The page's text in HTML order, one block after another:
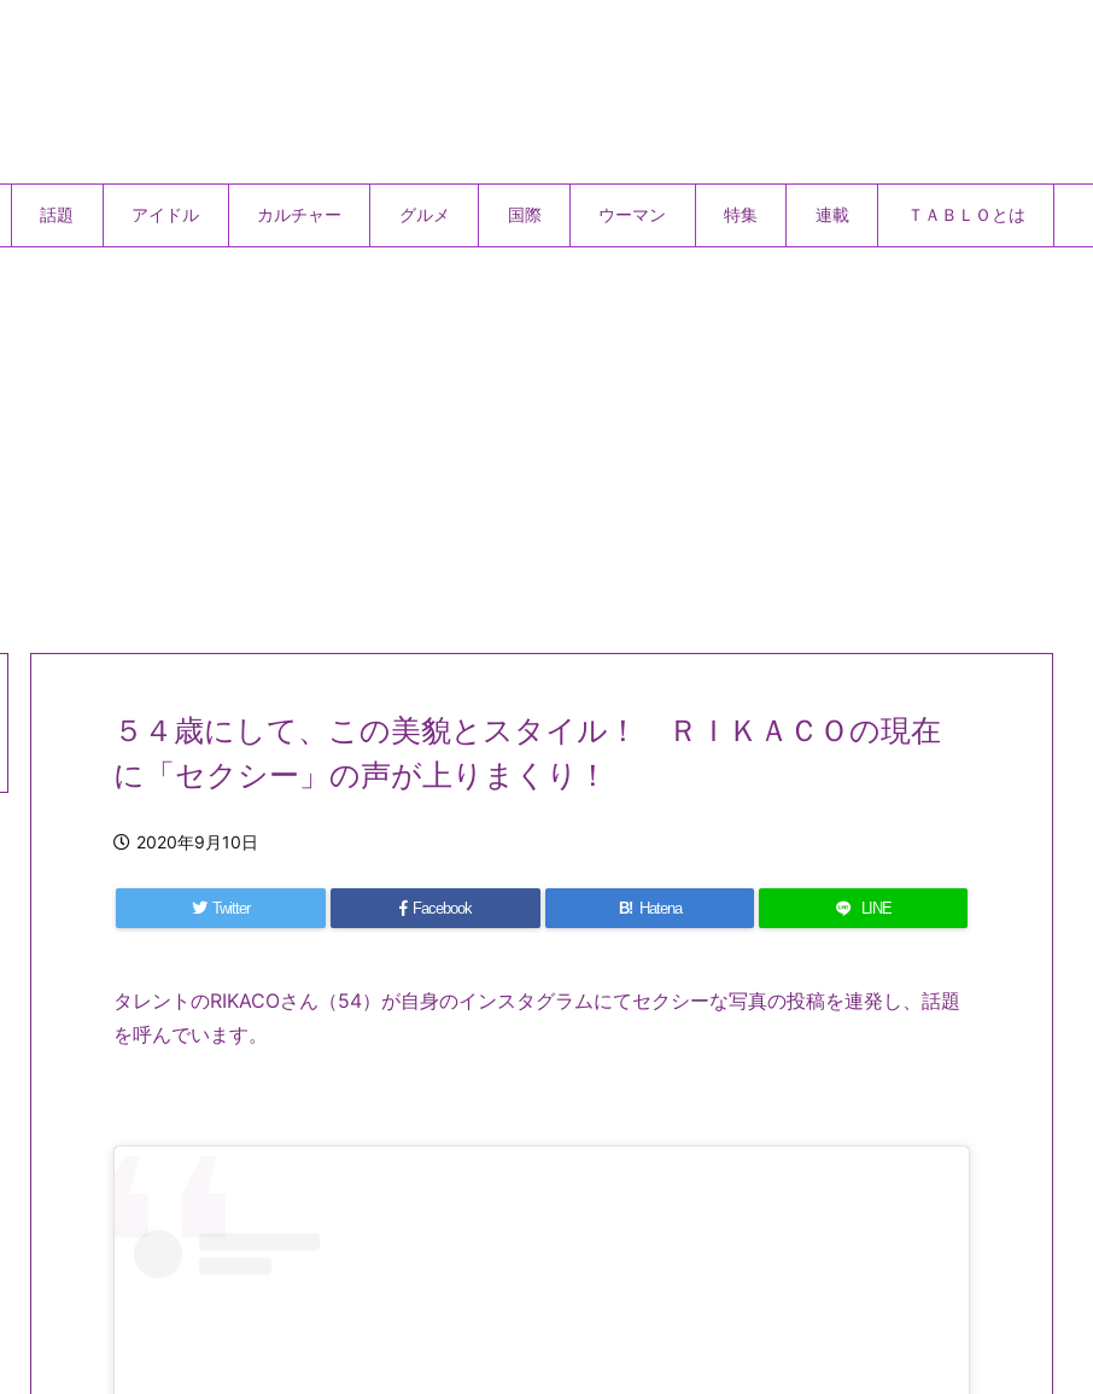
話題 アイドル カルチャー グルメ 国際 ウーマン 特集 連載 ＴＡＢＬＯとは
５４歳にして、この美貌とスタイル！ ＲＩＫＡＣＯの現在
に「セクシー」の声が上りまくり！
2020年9月10日
Twitter Facebook B! Hatena LINE
タレントのRIKACOさん（54）が自身のインスタグラムにてセクシーな写真の投稿を連発し、話題
を呼んでいます。